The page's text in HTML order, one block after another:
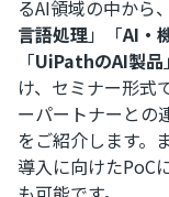
るAI領域の中から
言語処理」「AI・
「UiPathのAI製品
け、セミナー形式
ーパートナーとの
をご紹介します。
導入に向けたPoC